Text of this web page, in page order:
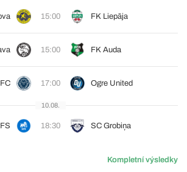
15:00 FK Liepāja
15:00 FK Auda
17:00 Ogre United
10.08.
18:30 SC Grobiņa
Kompletní výsledky